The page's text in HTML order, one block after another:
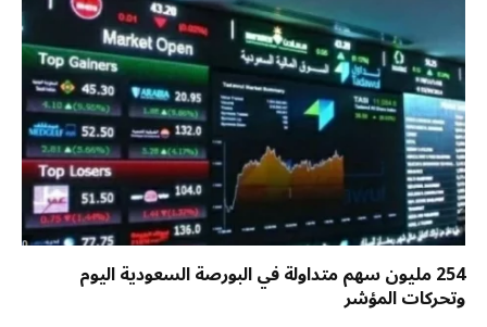
254 مليون سهم متداولة في البورصة السعودية اليوم
وتحركات المؤشر